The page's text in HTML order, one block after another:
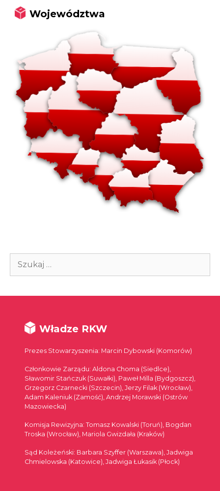
Województwa
Szukaj:
Władze RKW
Prezes Stowarzyszenia: Marcin Dybowski (Komorów)
Członkowie Zarządu: Aldona Choma (Siedlce),
Sławomir Stańczuk (Suwałki), Paweł Milla (Bydgoszcz),
Grzegorz Czarnecki (Szczecin), Jerzy Filak (Wrocław),
Adam Kaleniuk (Zamość), Andrzej Morawski (Ostrów
Mazowiecka)
Komisja Rewizyjna: Tomasz Kowalski (Toruń), Bogdan
Troska (Wrocław), Mariola Gwizdała (Kraków)
Sąd Koleżeński: Barbara Szyffer (Warszawa), Jadwiga
Chmielowska (Katowice), Jadwiga Łukasik (Płock)